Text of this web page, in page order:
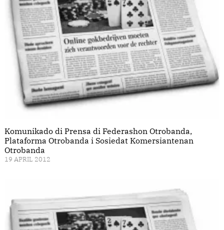
Komunikado di Prensa di Federashon Otrobanda,
Plataforma Otrobanda i Sosiedat Komersiantenan
Otrobanda
19 APRIL 2012